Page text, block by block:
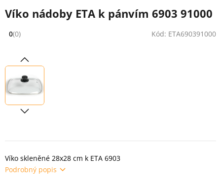
Víko nádoby ETA k pánvím 6903 91000
Hodnocení: 0 z 5 (0 recenzí)
0(0) Kód: ETA690391000
Víko skleněné 28x28 cm k ETA 6903
Podrobný popis